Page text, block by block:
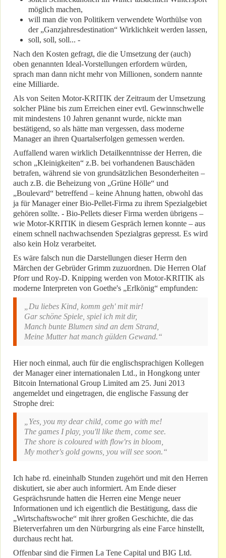
möglich machen,
will man die von Politikern verwendete Worthülse von
der „Ganzjahresdestination“ Wirklichkeit werden lassen,
soll, soll, soll... -
Nach den Kosten gefragt, die die Umsetzung der (auch)
oben genannten Ideal-Vorstellungen erfordern würden,
sprach man dann nicht mehr von Millionen, sondern nannte
eine Milliarde.
Als von Seiten Motor-KRITIK der Zeitraum der Umsetzung
solcher Pläne bis zum Erreichen einer evtl. Gewinnschwelle
mit mindestens 10 Jahren genannt wurde, nickte man
bestätigend, so als hätte man vergessen, dass moderne
Manager an ihren Quartalserfolgen gemessen werden.
Auffallend waren wirklich Detailkenntnisse der Herren, die
schon „Kleinigkeiten“ z.B. bei vorhandenen Bauschäden
betrafen, während sie von grundsätzlichen Besonderheiten –
auch z.B. die Beheizung von „Grüne Hölle“ und
„Boulevard“ betreffend – keine Ahnung hatten, obwohl das
ja für Manager einer Bio-Pellet-Firma zu ihrem Spezialgebiet
gehören sollte. - Bio-Pellets dieser Firma werden übrigens –
wie Motor-KRITIK in diesem Gespräch lernen konnte – aus
einem schnell nachwachsenden Spezialgras gepresst. Es wird
also kein Holz verarbeitet.
Es wäre falsch nun die Darstellungen dieser Herrn den
Märchen der Gebrüder Grimm zuzuordnen. Die Herren Olaf
Pforr und Roy-D. Knipping werden von Motor-KRITIK als
moderne Interpreten von Goethe's „Erlkönig“ empfunden:
„Du liebes Kind, komm geh' mit mir!
Gar schöne Spiele, spiel ich mit dir,
Manch bunte Blumen sind an dem Strand,
Meine Mutter hat manch gülden Gewand.“
Hier noch einmal, auch für die englischsprachigen Kollegen
der Manager einer internationalen Ltd., in Hongkong unter
Bitcoin International Group Limited am 25. Juni 2013
angemeldet und eingetragen, die englische Fassung der
Strophe drei:
„Yes, you my dear child, come go with me!
The games I play, you'll like them, come see.
The shore is coloured with flow'rs in bloom,
My mother's gold gowns, you will see soon.“
Ich habe rd. eineinhalb Stunden zugehört und mit den Herren
diskutiert, sie aber auch informiert. Am Ende dieser
Gesprächsrunde hatten die Herren eine Menge neuer
Informationen und ich eigentlich die Bestätigung, dass die
„Wirtschaftswoche“ mit ihrer großen Geschichte, die das
Bieterverfahren um den Nürburgring als eine Farce hinstellt,
durchaus recht hat.
Offenbar sind die Firmen La Tene Capital und BIG Ltd.